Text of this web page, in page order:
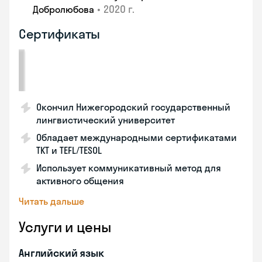
Добролюбова • 2020 г.
Сертификаты
Окончил Нижегородский государственный
лингвистический университет
Обладает международными сертификатами
TKT и TEFL/TESOL
Использует коммуникативный метод для
активного общения
Читать дальше
Услуги и цены
Английский язык